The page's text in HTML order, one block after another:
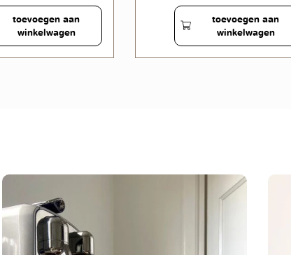
toevoegen aan
winkelwagen
toevoegen aan
winkelwagen